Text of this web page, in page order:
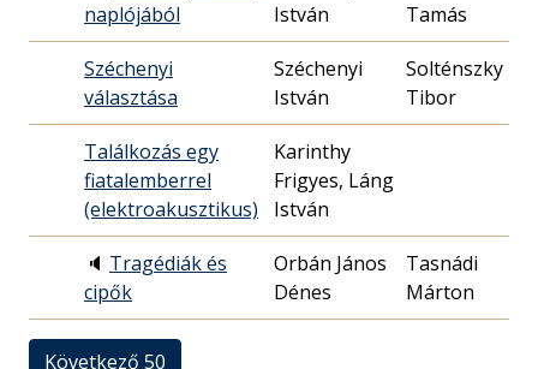
naplójából
István
Tamás
Széchenyi
választása
Széchenyi
István
Solténszky
Tibor
Találkozás egy
fiatalemberrel
(elektroakusztikus)
Karinthy
Frigyes, Láng
István
🔈 Tragédiák és
cipők
Orbán János
Dénes
Tasnádi
Márton
Következő 50